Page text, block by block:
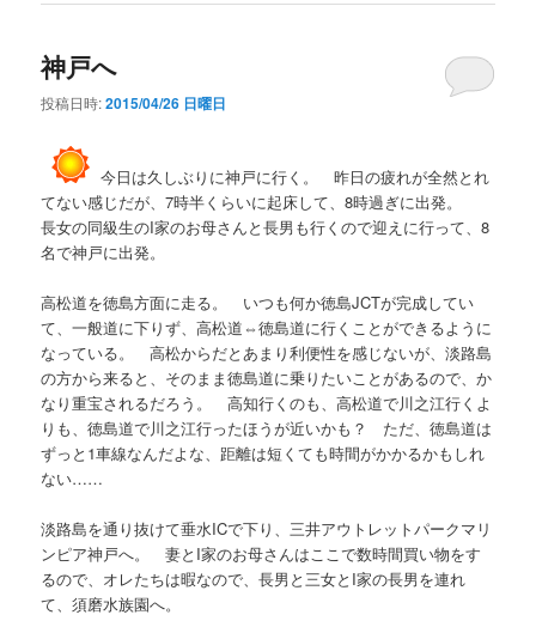
神戸へ
投稿日時:2015/04/26 日曜日
今日は久しぶりに神戸に行く。 昨日の疲れが全然とれ
てない感じだが、7時半くらいに起床して、8時過ぎに出発。
長女の同級生のI家のお母さんと長男も行くので迎えに行って、8
名で神戸に出発。
高松道を徳島方面に走る。 いつも何か徳島JCTが完成してい
て、一般道に下りず、高松道⇔徳島道に行くことができるように
なっている。 高松からだとあまり利便性を感じないが、淡路島
の方から来ると、そのまま徳島道に乗りたいことがあるので、か
なり重宝されるだろう。 高知行くのも、高松道で川之江行くよ
りも、徳島道で川之江行ったほうが近いかも？ ただ、徳島道は
ずっと1車線なんだよな、距離は短くても時間がかかるかもしれ
ない……
淡路島を通り抜けて垂水ICで下り、三井アウトレットパークマリ
ンピア神戸へ。 妻とI家のお母さんはここで数時間買い物をす
るので、オレたちは暇なので、長男と三女とI家の長男を連れ
て、須磨水族園へ。